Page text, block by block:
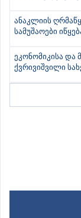
ანაკლიის
სამუშაოები
ეკონომიკისა და
ქვრივიშვილი